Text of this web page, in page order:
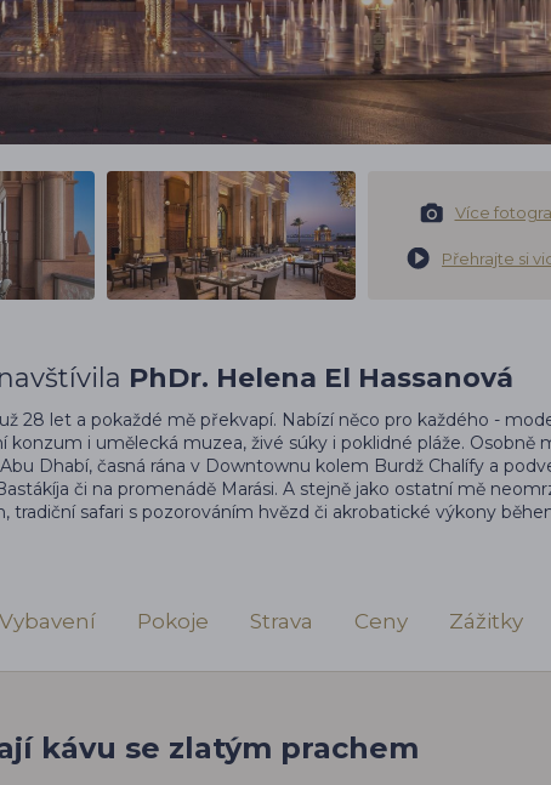
Více
Přehrajte si
PhDr. Helena El Hassanová
28 let a pokaždé mě překvapí. Nabízí něco pro každého -
konzum i umělecká muzea, živé súky i poklidné pláže. Osobně
Dhabí, časná rána v Downtownu kolem Burdž Chalífy a
či na promenádě Marási. A stejně jako ostatní mě
tradiční safari s pozorováním hvězd či akrobatické výkony
Vybavení Pokoje Strava Ceny Zážitky
kávu se zlatým prachem